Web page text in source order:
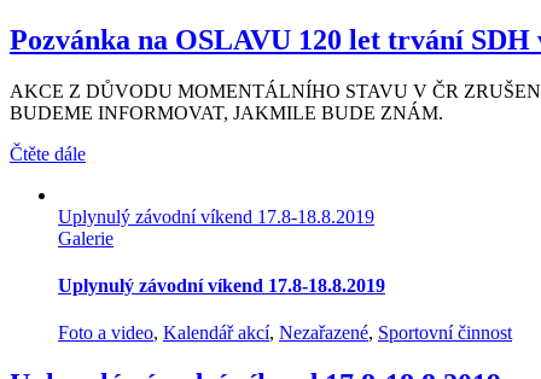
Pozvánka na OSLAVU 120 let trvání SDH
AKCE Z DŮVODU MOMENTÁLNÍHO STAVU V ČR
BUDEME INFORMOVAT, JAKMILE BUDE ZNÁM.
Čtěte dále
Uplynulý závodní víkend 17.8-18.8.2019
Galerie
Uplynulý závodní víkend 17.8-18.8.2019
Foto a video, Kalendář akcí, Nezařazené, Sportovní činnost